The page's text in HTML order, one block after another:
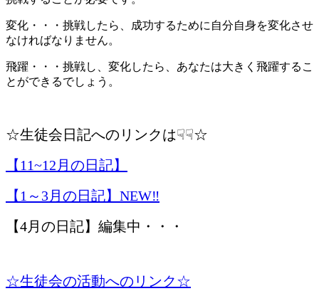
変化・・・挑戦したら、成功するために自分自身を変化させ
なければなりません。
飛躍・・・挑戦し、変化したら、あなたは大きく飛躍するこ
とができるでしょう。
☆生徒会日記へのリンクは☟☟☆
【11~12月の日記】
【1～3月の日記】NEW‼
【4月の日記】編集中・・・
☆生徒会の活動へのリンク☆